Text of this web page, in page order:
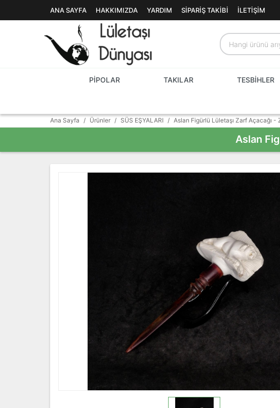
ANA SAYFA HAKKIMIZDA YARDIM SIPARIŞ TAKIBI İLETIŞIM
PİPOLAR TAKILAR TESBİHLER
Ana Sayfa / Ürünler / SÜS EŞYALARI / Aslan Figürlü Lületaşı Zarf Açacağı -
Aslan